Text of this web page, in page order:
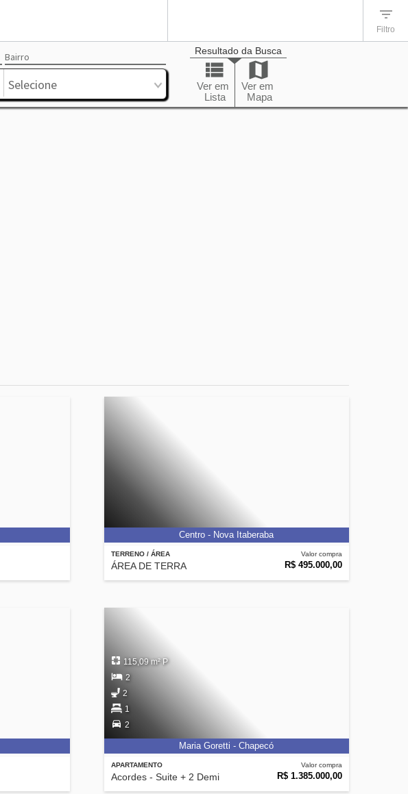
Filtro
Mapa
Bairro
Selecione
Resultado da Busca
Ver em
Lista
Ver em
Mapa
TERRENO / ÁREA
ÁREA DE TERRA
Valor compra
R$ 495.000,00
Centro - Nova Itaberaba
APARTAMENTO
Acordes - Suite + 2 Demi
Valor compra
R$ 1.385.000,00
115,09 m² P
2
2
1
2
Maria Goretti - Chapecó